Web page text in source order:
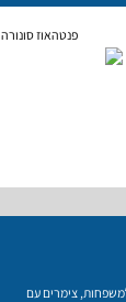
פנטהאוז סונורה
, צימרים עם